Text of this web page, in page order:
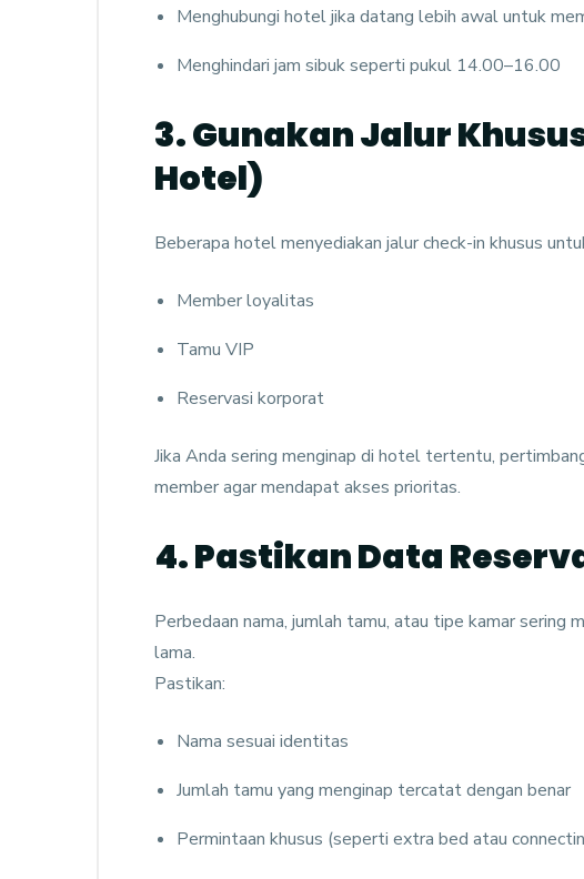
Menghubungi hotel jika datang lebih awal untuk
Menghindari jam sibuk seperti pukul 14.00–16.00
3. Gunakan Jalur
Hotel)
Beberapa hotel menyediakan jalur check-in khusus
Member loyalitas
Tamu VIP
Reservasi korporat
Jika Anda sering menginap di hotel tertentu,
member agar mendapat akses prioritas.
4. Pastikan Data
Perbedaan nama, jumlah tamu, atau tipe kamar sering
lama.
Pastikan:
Nama sesuai identitas
Jumlah tamu yang menginap tercatat dengan benar
Permintaan khusus (seperti extra bed atau